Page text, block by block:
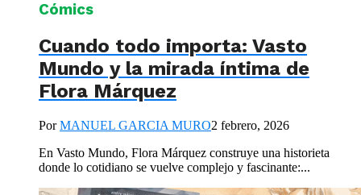
Cómics
Cuando todo importa: Vasto
Mundo y la mirada íntima de
Flora Márquez
PorMANUEL GARCIA MURO2 febrero, 2026
En Vasto Mundo, Flora Márquez construye una historieta
donde lo cotidiano se vuelve complejo y fascinante:...